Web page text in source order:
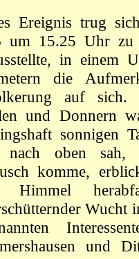
Ereignis trug
um 15.25 Uhr
in einem
die
auf sich.
und Donnern
sonnigen
nach oben sah,
komme,
Himmel
Wucht
und